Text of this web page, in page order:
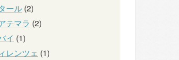
ール (2)
テマラ (2)
イ (1)
レンツェ (1)